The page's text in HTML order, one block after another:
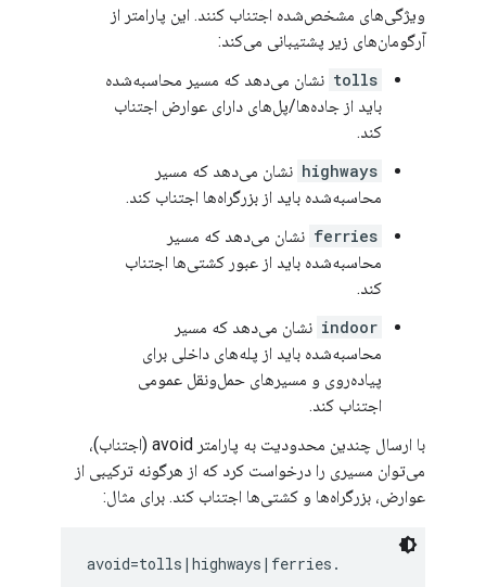
ویژگی‌های مشخص‌شده اجتناب کنند. این پارامتر از
آرگومان‌های زیر پشتیبانی می‌کند:
tolls نشان می‌دهد که مسیر محاسبه‌شده
باید از جاده‌ها/پل‌های دارای عوارض اجتناب
کند.
highways نشان می‌دهد که مسیر
محاسبه‌شده باید از بزرگراه‌ها اجتناب کند.
ferries نشان می‌دهد که مسیر
محاسبه‌شده باید از عبور کشتی‌ها اجتناب
کند.
indoor نشان می‌دهد که مسیر
محاسبه‌شده باید از پله‌های داخلی برای
پیاده‌روی و مسیرهای حمل‌ونقل عمومی
اجتناب کند.
با ارسال چندین محدودیت به پارامتر avoid (اجتناب)،
می‌توان مسیری را درخواست کرد که از هرگونه ترکیبی از
عوارض، بزرگراه‌ها و کشتی‌ها اجتناب کند. برای مثال: